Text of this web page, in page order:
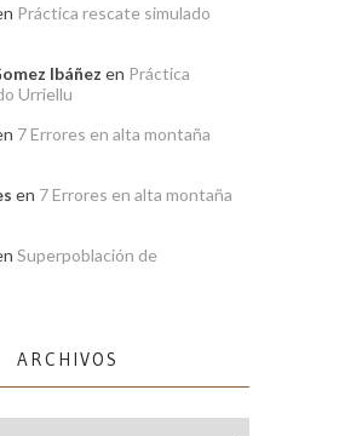
Práctica rescate simulado
Ibáñez en Práctica
Urriellu
7 Errores en alta montaña
en 7 Errores en alta montaña
Superpoblación de
ARCHIVOS